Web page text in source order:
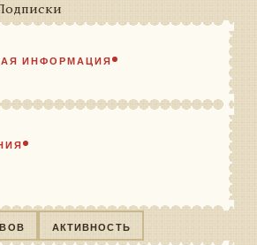
ИНФОРМАЦИЯ
АКТИВНОСТЬ